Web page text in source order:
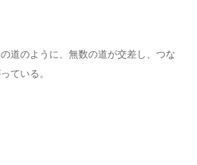
道のように、無数の道が交差し、つな
ている。